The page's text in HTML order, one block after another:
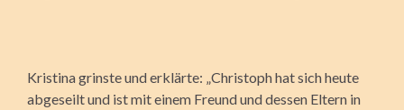
Kristina grinste und erklärte: „Christoph hat sich heute
abgeseilt und ist mit einem Freund und dessen Eltern in